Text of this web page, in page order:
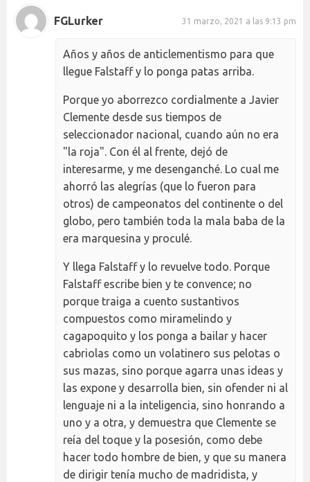
FGLurker 31 marzo, 2021 a las 9:13 pm
Años y años de anticlementismo para que
llegue Falstaff y lo ponga patas arriba.
Porque yo aborrezco cordialmente a Javier
Clemente desde sus tiempos de
seleccionador nacional, cuando aún no era
"la roja". Con él al frente, dejó de
interesarme, y me desenganché. Lo cual me
ahorró las alegrías (que lo fueron para
otros) de campeonatos del continente o del
globo, pero también toda la mala baba de la
era marquesina y proculé.
Y llega Falstaff y lo revuelve todo. Porque
Falstaff escribe bien y te convence; no
porque traiga a cuento sustantivos
compuestos como miramelindo y
cagapoquito y los ponga a bailar y hacer
cabriolas como un volatinero sus pelotas o
sus mazas, sino porque agarra unas ideas y
las expone y desarrolla bien, sin ofender ni al
lenguaje ni a la inteligencia, sino honrando a
uno y a otra, y demuestra que Clemente se
reía del toque y la posesión, como debe
hacer todo hombre de bien, y que su manera
de dirigir tenía mucho de madridista, y